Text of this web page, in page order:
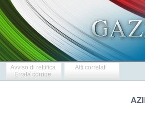
Avviso di rettifica
Errata corrige
Atti correlati